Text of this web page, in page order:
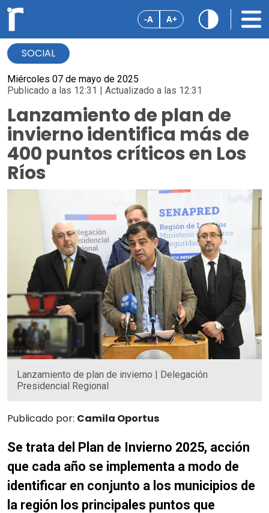
-A A+
SOCIAL
Miércoles 07 de mayo de 2025
Publicado a las 12:31 | Actualizado a las 12:31
Lanzamiento de plan de
invierno identifica más de
400 puntos críticos en Los
Ríos
Lanzamiento de plan de invierno | Delegación
Presidencial Regional
Publicado por: Camila Oportus
Se trata del Plan de Invierno 2025, acción
que cada año se implementa a modo de
identificar en conjunto a los municipios de
la región los principales puntos que